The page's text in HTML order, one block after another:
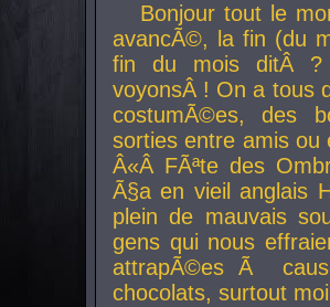
Bonjour tout le
avancÃ©, la fin (du
fin du mois ditÂ ?
voyonsÂ ! On a tous
costumÃ©es, des
sorties entre amis
Â«Â FÃªte des
Ã§a en vieil anglais
plein de mauvais
gens qui nous
attrapÃ©es Ã
chocolats, surtout